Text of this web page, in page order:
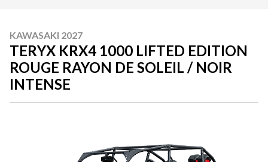
KAWASAKI 2027
TERYX KRX4 1000 LIFTED EDITION
ROUGE RAYON DE SOLEIL / NOIR
INTENSE